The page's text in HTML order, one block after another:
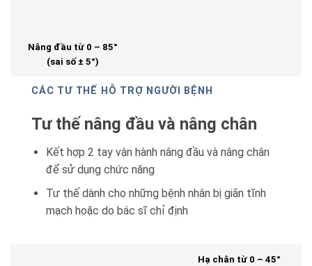
CÁC TƯ THẾ HỖ TRỢ NGƯỜI BỆNH
Tư thế nâng đầu và nâng chân
Kết hợp 2 tay vận hành nâng đầu và nâng chân
để sử dụng chức năng
Tư thế dành cho những bệnh nhân bị giãn tĩnh
mạch hoặc do bác sĩ chỉ định
Nâng đầu từ 0 – 85°
(sai số ± 5°)
Hạ chân từ 0 – 45°